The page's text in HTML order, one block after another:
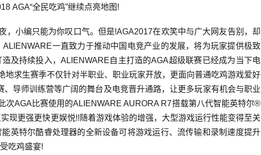
AGA“全民吃鸡”继续点亮地图!
小编只能为你叹口气。但是!AGA2017在欢笑中与广大网友告别，却
一直致力于推动中国电竞产业的发展，将为玩家提供极致
及持续投入，ALIENWARE自主打造的AGA超级联赛已经成为当下电
地求生赛季不仅针对半职业、职业玩家开放，更面向普通吃鸡游戏爱好
导师训练营等广阔的舞台及电竞晋升通路，让更多玩家有机会与职业
次AGA比赛使用的ALIENWARE AURORA R7搭载第八代智能英特尔®
现更强更快更娱悦!!随着游戏体验的增强，大型游戏运行性能变得至关
英特尔酷睿处理器的全新设备可将游戏运行、流传输和录制速度提升
吃鸡盛宴!